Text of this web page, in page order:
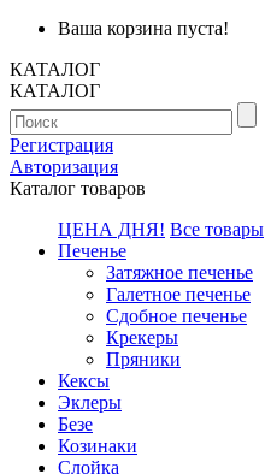
Ваша корзина пуста!
КАТАЛОГ
КАТАЛОГ
Регистрация
Авторизация
Каталог товаров
ЦЕНА ДНЯ! Все товары
Печенье
Затяжное печенье
Галетное печенье
Сдобное печенье
Крекеры
Пряники
Кексы
Эклеры
Безе
Козинаки
Слойка